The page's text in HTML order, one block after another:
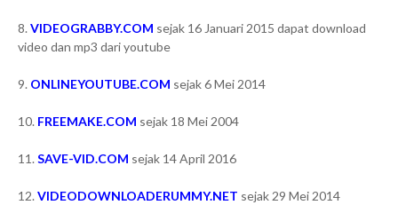
8.VIDEOGRABBY.COM sejak 16 Januari 2015 dapat download
video dan mp3 dari youtube
9. ONLINEYOUTUBE.COM sejak 6 Mei 2014
10. FREEMAKE.COM sejak 18 Mei 2004
11.SAVE-VID.COM sejak 14 April 2016
12.VIDEODOWNLOADERUMMY.NET sejak 29 Mei 2014